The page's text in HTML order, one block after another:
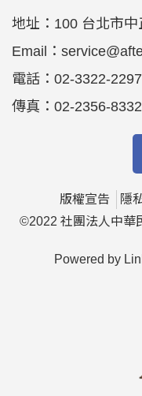
地址： 100 台北市
Email：
電話： 02-3322-2297
傳真： 02-2356-8332
版權宣告 隱
©2022 社團法人中華
Powered by